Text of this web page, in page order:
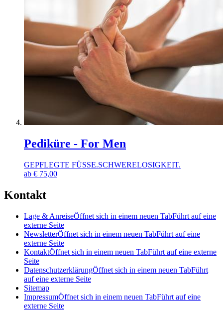
Pediküre - For Men
GEPFLEGTE FÜSSE.SCHWERELOSIGKEIT.
ab € 75,00
Kontakt
Lage & AnreiseÖffnet sich in einem neuen TabFührt auf eine
externe Seite
NewsletterÖffnet sich in einem neuen TabFührt auf eine
externe Seite
KontaktÖffnet sich in einem neuen TabFührt auf eine externe
Seite
DatenschutzerklärungÖffnet sich in einem neuen TabFührt
auf eine externe Seite
Sitemap
ImpressumÖffnet sich in einem neuen TabFührt auf eine
externe Seite